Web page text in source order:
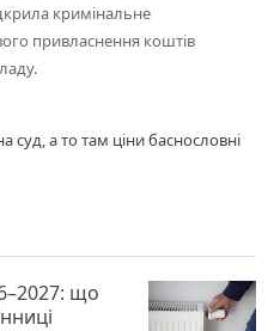
кримінальне
привласнення коштів
а то там ціни баснословні
що